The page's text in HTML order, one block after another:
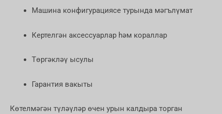
Машина конфигурациясе турында мәгълүмат
Кертелгән аксессуарлар һәм кораллар
Төргәкләү ысулы
Гарантия вакыты
Көтелмәгән түләүләр өчен урын калдыра торган